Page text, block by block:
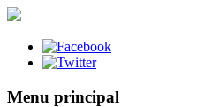
Menu principal